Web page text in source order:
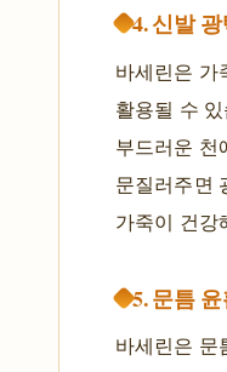
4. 신발
바세린은 가
활용될 수
부드러운 천
문질러주면
가죽이 건강
5. 문틈
바세린은 문